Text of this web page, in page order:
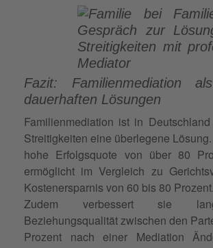
Fazit: Familienmediation
dauerhaften Lösungen
Familienmediation ist in
Streitigkeiten eine überlegene
hohe Erfolgsquote von über 80
ermöglicht im Vergleich zu
Kostenersparnis von 60 bis 80 Prozent.
Zudem verbessert sie
Beziehungsqualität zwischen den
Prozent nach einer Mediation